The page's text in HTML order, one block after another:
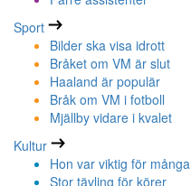
Sport
Bilder ska visa idrott
Bråket om VM är slut
Haaland är populär
Bråk om VM i fotboll
Mjällby vidare i kvalet
Kultur
Hon var viktig för många
Stor tävling för körer